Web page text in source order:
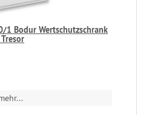
1 Bodur Wertschutzschrank